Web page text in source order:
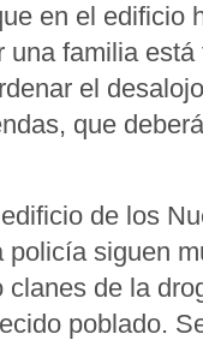
en el edificio
familia
el
que
de los
siguen
de la
poblado.